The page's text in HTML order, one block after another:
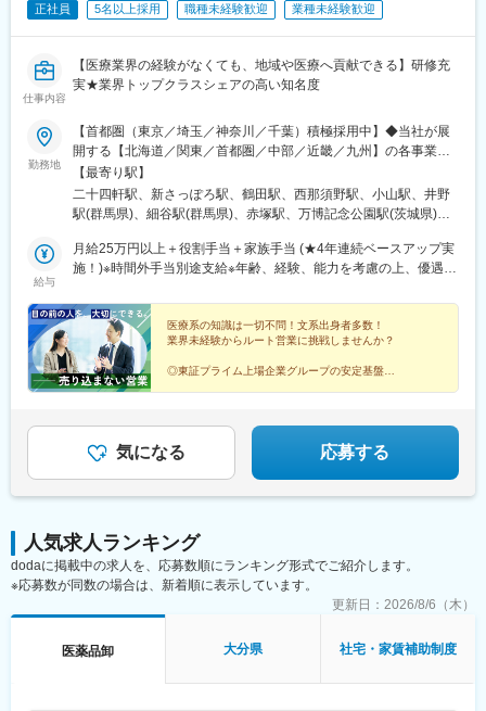
正社員 5名以上採用 職種未経験歓迎 業種未経験歓迎
仕事内容
【医療業界の経験がなくても、地域や医療へ貢献できる】研修充
実★業界トップクラスシェアの高い知名度
勤務地
【首都圏（東京／埼玉／神奈川／千葉）積極採用中】◆当社が展
開する【北海道／関東／首都圏／中部／近畿／九州】の各事業所
へご希望を考慮した上で配属となります。【北海道】北海道【関
東】栃木／群馬／茨城／長野／山梨／新潟【首都圏】東京／埼玉
／神奈川／千葉★積極採用エリア【中部】静岡／愛知／三重／岐
／長崎／熊本／大分／宮崎／鹿児島各事業所の詳細については、
弊社HPよりご確認ください※「企業情報」→「拠点」よりご確認
の就労はありません)
【最寄り駅】
二十四軒駅、新さっぽろ駅、鶴田駅、西那須野駅、小山駅、井野
駅(群馬県)、細谷駅(群馬県)、赤塚駅、万博記念公園駅(茨城県)、
駅、寺尾駅、宮内駅(新潟県)、直江津駅、小川町駅(東京都)、江戸
川橋駅、竹ノ塚駅、小村井駅、井荻駅、志村三丁目駅、学芸大学
台駅(東京都)、北戸田駅、南越谷駅、久喜駅、加茂宮駅、新座駅、
航空公園駅、南古谷駅、ソシオ流通センター駅、三ツ沢上町駅、
並木中央駅、踊場駅、江田駅(神奈川県)、元住吉駅、原当麻駅、社
家駅、藤沢本町駅、井細田駅、県立大学駅、平塚駅、千葉寺駅、
佐倉駅、旭駅(千葉県)、木更津駅、館山駅、茂原駅、東船橋駅、小
駅、掛川市役所前駅、焼津駅、黒川駅(愛知県)、小本駅(愛知県)、
奥町駅、赤池駅(愛知県)、西岡崎駅、牛久保駅、住吉町駅、竹下
門真市駅、交野市駅、鳳駅、青木駅、総合運動公園駅、武庫之荘
駅、岡場駅、石生駅、西新町駅、加古川駅、英賀保駅、江原駅、
帯解駅、耳成駅、日前宮駅、紀伊新庄駅、新宮駅、尾鷲駅、高茶
屋駅、中川原駅、四十九駅、手力駅、東大垣駅、小泉駅、高山
駅、幸浦駅、緑町駅、堀ノ内駅、蘇我駅、清水駅(愛知県)、烏森
駅、新御茶ノ水駅、江古田駅、名城公園駅、近鉄八田駅、神田駅
給与
月給25万円以上＋役割手当＋家族手当 (★4年連続ベースアップ実
施！)※時間外手当別途支給※年齢、経験、能力を考慮の上、優遇し
医療系の知識は一切不問！文系出身者多数！
業界未経験からルート営業に挑戦しませんか？
◎東証プライム上場企業グループの安定基盤
気になる 応募する
人気求人ランキング
dodaに掲載中の求人を、応募数順にランキング形式でご紹介します。
※応募数が同数の場合は、新着順に表示しています。
更新日： 2026/8/6（木）
医薬品卸 大分県 社宅・家賃補助制度